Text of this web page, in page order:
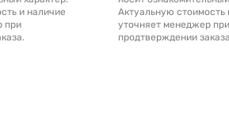
и наличие
при
Актуальную стоимость
уточняет менеджер при
продтверждении